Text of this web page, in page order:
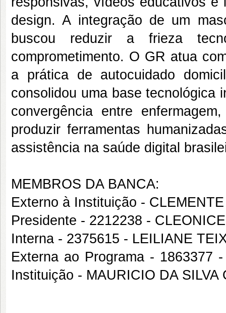
design. A integração de um
buscou reduzir a frieza
comprometimento. O GR atua
a prática de autocuidado
consolidou uma base tecnológica
convergência entre
produzir ferramentas
assistência na saúde digital
MEMBROS DA BANCA:
Externo à Instituição -
Presidente - 2212238 -
Interna - 2375615 - LEILIANE
Externa ao Programa - 1863377
Instituição - MAURICIO DA